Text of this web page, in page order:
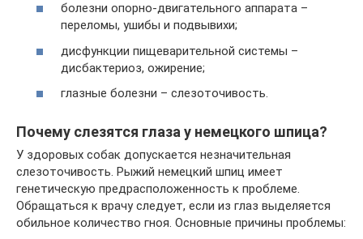
болезни опорно-двигательного аппарата –
переломы, ушибы и подвывихи;
дисфункции пищеварительной системы –
дисбактериоз, ожирение;
глазные болезни – слезоточивость.
Почему слезятся глаза у немецкого шпица?
У здоровых собак допускается незначительная
слезоточивость. Рыжий немецкий шпиц имеет
генетическую предрасположенность к проблеме.
Обращаться к врачу следует, если из глаз выделяется
обильное количество гноя. Основные причины проблемы: